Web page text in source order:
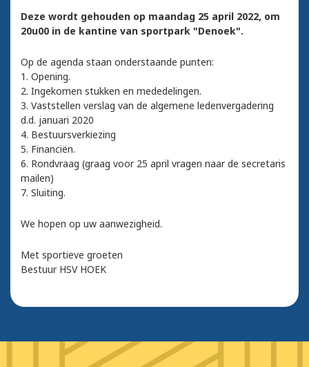
Deze wordt gehouden op maandag 25 april 2022, om
20u00 in de kantine van sportpark "Denoek".
Op de agenda staan onderstaande punten:
1. Opening.
2. Ingekomen stukken en mededelingen.
3. Vaststellen verslag van de algemene ledenvergadering
d.d. januari 2020
4. Bestuursverkiezing
5. Financiën.
6. Rondvraag (graag voor 25 april vragen naar de secretaris
mailen)
7. Sluiting.
We hopen op uw aanwezigheid.
Met sportieve groeten
Bestuur HSV HOEK